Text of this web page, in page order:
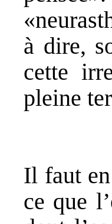
à dire,
cette
pleine
Il faut
ce que